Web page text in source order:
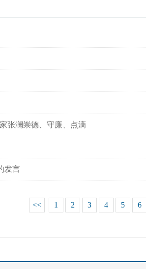
张澜崇德、守廉、点滴
发言
<< 1 2 3 4 5 6